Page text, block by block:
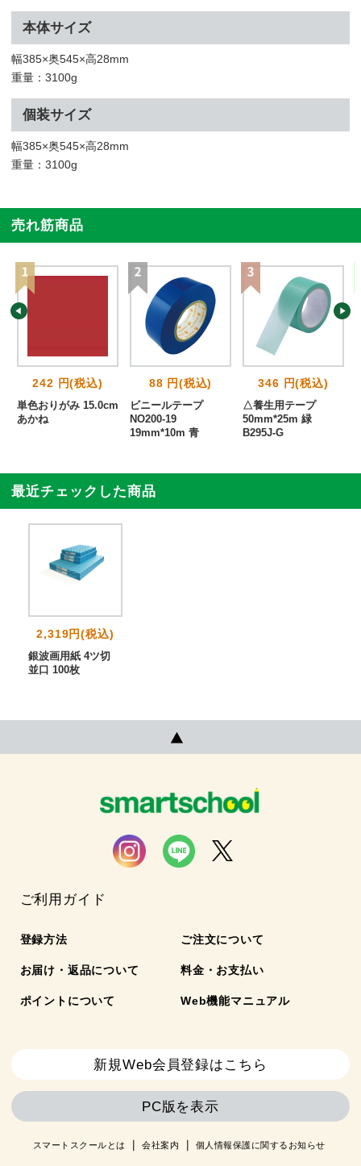
本体サイズ
幅385×奥545×高28mm
重量：3100g
個装サイズ
幅385×奥545×高28mm
重量：3100g
売れ筋商品
242 円(税込)
単色おりがみ 15.0cm
あかね
88 円(税込)
ビニールテープ
NO200-19
19mm*10m 青
346 円(税込)
△養生用テープ
50mm*25m 緑
B295J-G
最近チェックした商品
2,319円(税込)
銀波画用紙 4ツ切
並口 100枚
ご利用ガイド
登録方法 ご注文について
お届け・返品について 料金・お支払い
ポイントについて Web機能マニュアル
新規Web会員登録はこちら
PC版を表示
スマートスクールとは 会社案内 個人情報保護に関するお知らせ